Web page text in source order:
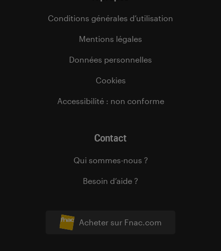
Acheter sur Fnac.com
Conditions générales d’utilisation
Mentions légales
Données personnelles
Cookies
Accessibilité : non conforme
Contact
Qui sommes-nous ?
Besoin d’aide ?